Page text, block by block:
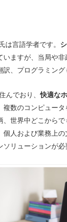
言語学者です。
いますが、当局や
、プログラミング
んでおり、快適な
複数のコンピュー
、世界中どこから
個人および業務上
リューションが必